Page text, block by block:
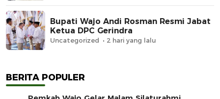
Bupati Wajo Andi Rosman Resmi Jabat
Ketua DPC Gerindra
Uncategorized 2 hari yang lalu
BERITA POPULER